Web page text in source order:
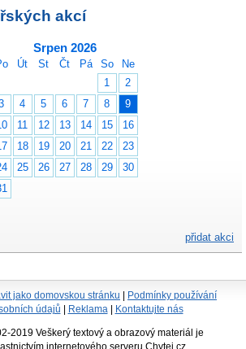
akcí
Srpen 2026
Út St Čt Pá So
Ne
1
2
4 5 6 7 8
9
11 12 13 14 15
16
18 19 20 21 22
23
25 26 27 28 29
30
přidat akci
jako domovskou stránku
Podmínky používání
údajů
Reklama| Kontaktujte nás
2019 Veškerý textový a obrazový materiál je
internetového serveru Chytej.cz.